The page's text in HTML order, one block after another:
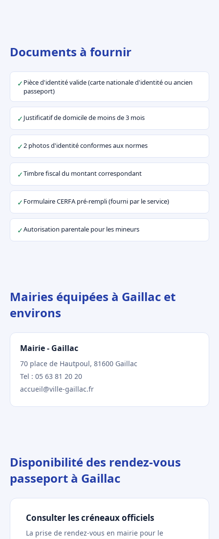
Documents à fournir
✓ Pièce d'identité valide (carte nationale d'identité ou ancien
passeport)
✓Justificatif de domicile de moins de 3 mois
✓2 photos d'identité conformes aux normes
✓Timbre fiscal du montant correspondant
✓ Formulaire CERFA pré-rempli (fourni par le service)
✓Autorisation parentale pour les mineurs
Mairies équipées à Gaillac et
environs
Mairie - Gaillac
70 place de Hautpoul, 81600 Gaillac
Tel : 05 63 81 20 20
accueil@ville-gaillac.fr
Disponibilité des rendez-vous
passeport à Gaillac
Consulter les créneaux officiels
La prise de rendez-vous en mairie pour le